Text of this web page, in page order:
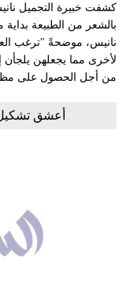
كشفت خبيرة التجميل
بالشعر من الطبيعة
نانيس، موضحةً "ترغب
لأخرى مما يجعلهن يلجأن
من أجل الحصول على
أعشق